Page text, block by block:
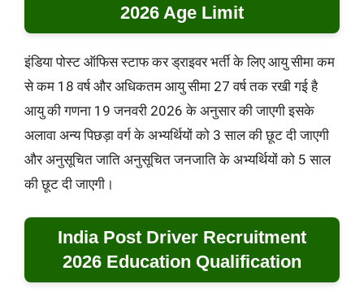
2026 Age Limit
इंडिया पोस्ट ऑफिस स्टाफ कर ड्राइवर भर्ती के लिए आयु सीमा कम
से कम 18 वर्ष और अधिकतम आयु सीमा 27 वर्ष तक रखी गई है
आयु की गणना 19 जनवरी 2026 के अनुसार की जाएगी इसके
अलावा अन्य पिछड़ा वर्ग के अभ्यर्थियों को 3 साल की छूट दी जाएगी
और अनुसूचित जाति अनुसूचित जनजाति के अभ्यर्थियों को 5 साल
की छूट दी जाएगी।
India Post Driver Recruitment
2026 Education Qualification